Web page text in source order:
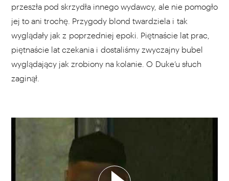
przeszła pod skrzydła innego wydawcy, ale nie pomogło
jej to ani trochę. Przygody blond twardziela i tak
wyglądały jak z poprzedniej epoki. Piętnaście lat prac,
piętnaście lat czekania i dostaliśmy zwyczajny bubel
wyglądający jak zrobiony na kolanie. O Duke’u słuch
zaginął.
WYBIERZ SWOJĄ PLAYLISTĘ